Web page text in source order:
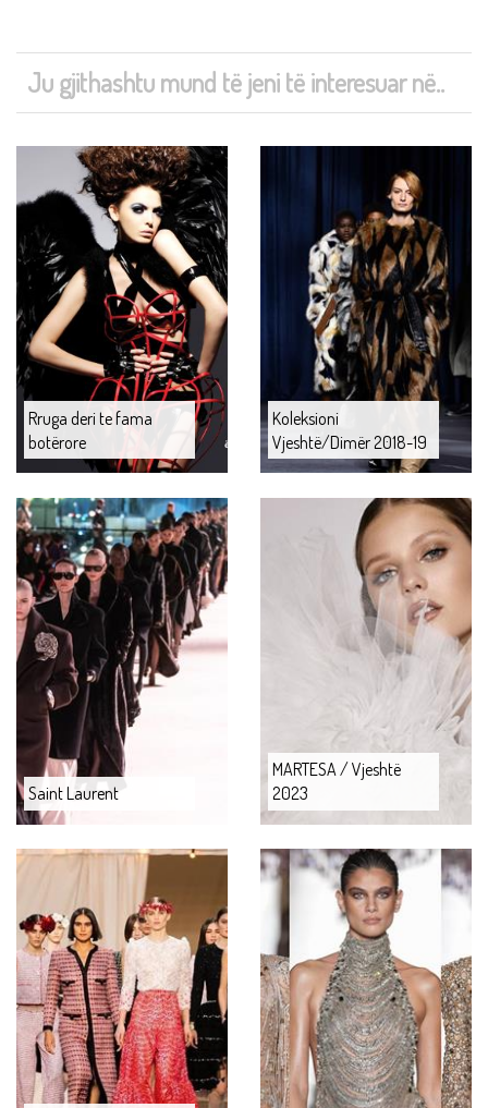
Ju gjithashtu mund të jeni të interesuar në..
Rruga deri te fama
botërore
Koleksioni
Vjeshtë/Dimër 2018-19
Saint Laurent
MARTESA / Vjeshtë
2023